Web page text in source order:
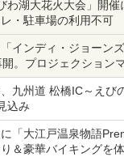
わ湖大花火大会」開
・駐車場の利用不可
インディ・ジョーン
。プロジェクション
九州道 松橋IC～えび
込み
「大江戸温泉物語
＆豪華バイキングを